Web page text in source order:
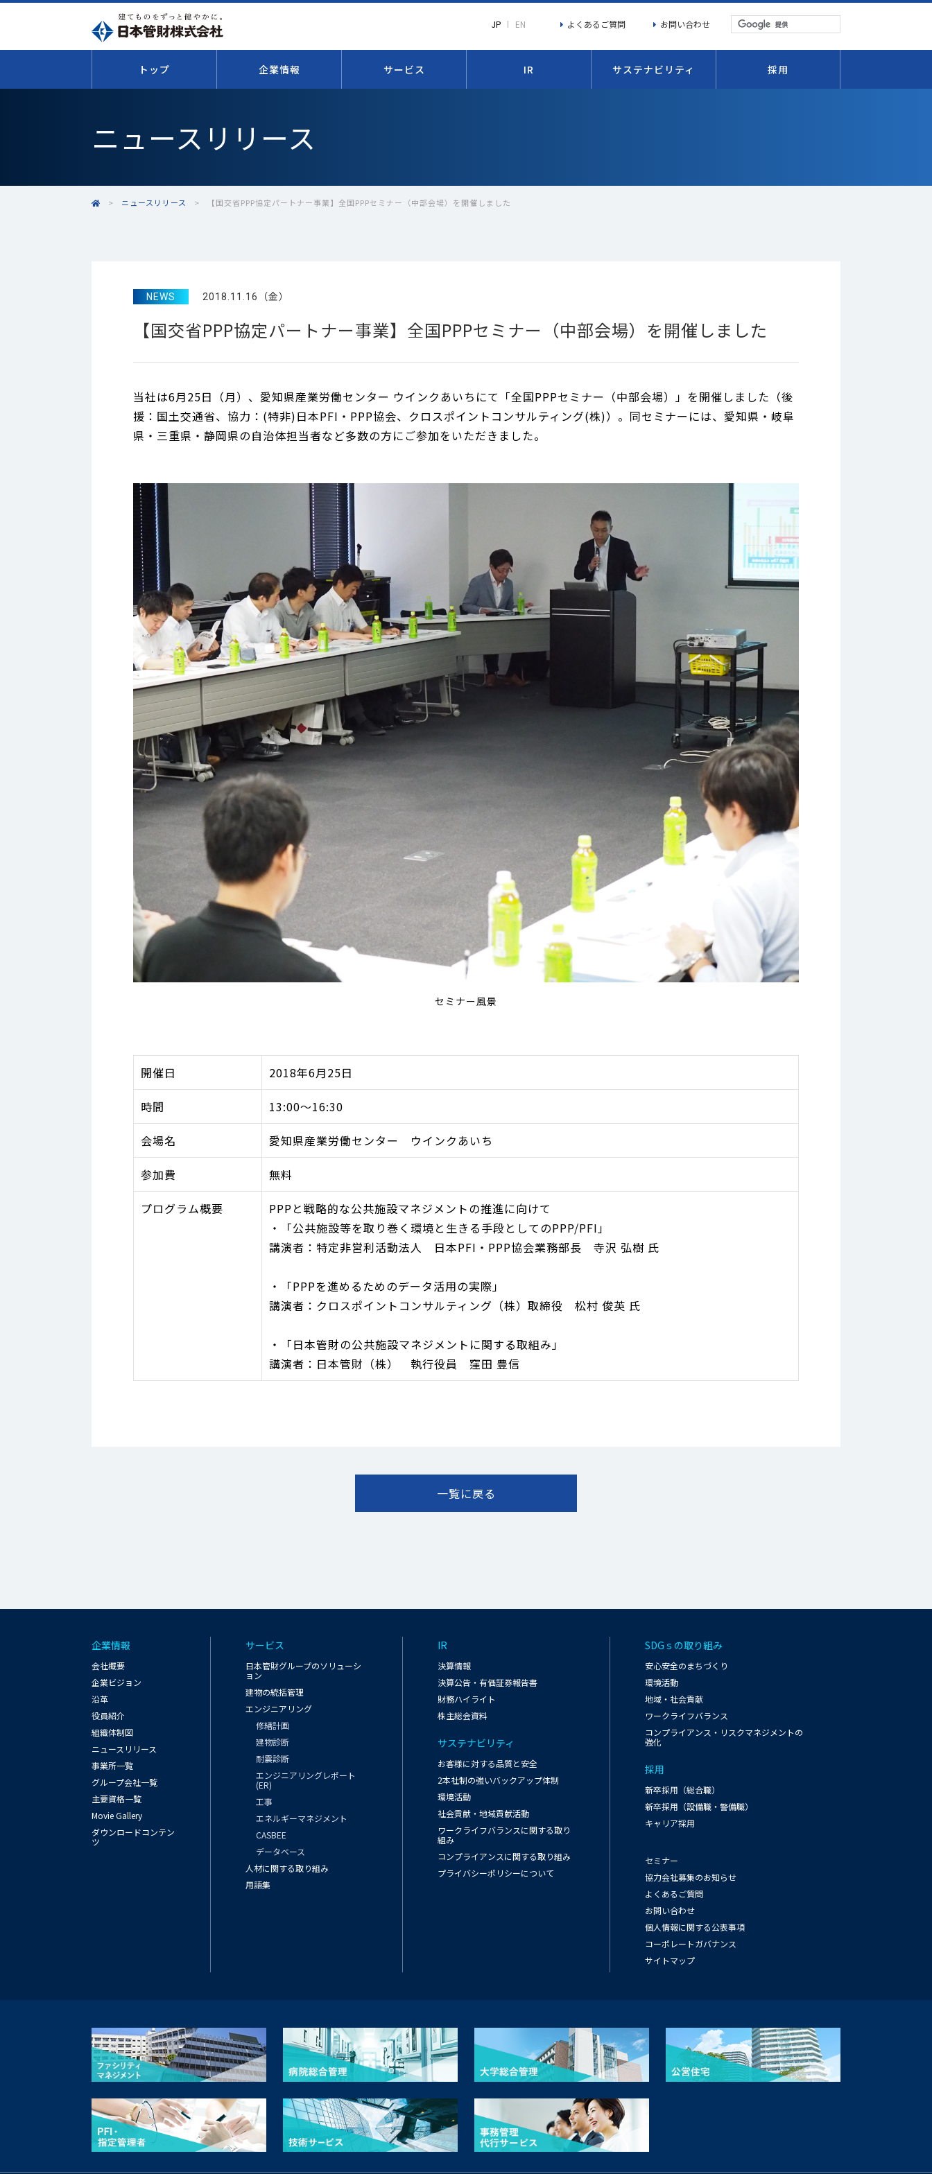
JP EN よくあるご質問 お問い合わせ
トップ 企業情報 サービス IR サステナビリティ 採用
ニュースリリース
> ニュースリリース > 【国交省PPP協定パートナー事業】全国PPPセミナー（中部会場）を開催しました
NEWS 2018.11.16（金）
【国交省PPP協定パートナー事業】全国PPPセミナー（中部会場）を開催しました
当社は6月25日（月）、愛知県産業労働センター ウインクあいちにて「全国PPPセミナー（中部会場）」を開催しました（後
援：国土交通省、協力：(特非)日本PFI・PPP協会、クロスポイントコンサルティング(株)）。同セミナーには、愛知県・岐阜
県・三重県・静岡県の自治体担当者など多数の方にご参加をいただきました。
セミナー風景
開催日 2018年6月25日
時間 13:00～16:30
会場名 愛知県産業労働センター ウインクあいち
参加費 無料
プログラム概要
PPPと戦略的な公共施設マネジメントの推進に向けて
・「公共施設等を取り巻く環境と生きる手段としてのPPP/PFI」
講演者：特定非営利活動法人 日本PFI・PPP協会業務部長 寺沢 弘樹 氏
・「PPPを進めるためのデータ活用の実際」
講演者：クロスポイントコンサルティング（株）取締役 松村 俊英 氏
・「日本管財の公共施設マネジメントに関する取組み」
講演者：日本管財（株） 執行役員 窪田 豊信
一覧に戻る
企業情報
会社概要
企業ビジョン
沿革
役員紹介
組織体制図
ニュースリリース
事業所一覧
グループ会社一覧
主要資格一覧
Movie Gallery
ダウンロードコンテン
ツ
サービス
日本管財グループのソリューシ
ョン
建物の統括管理
エンジニアリング
修繕計画
建物診断
耐震診断
エンジニアリングレポート
(ER)
工事
エネルギーマネジメント
CASBEE
データベース
人材に関する取り組み
用語集
IR
決算情報
決算公告・有価証券報告書
財務ハイライト
株主総会資料
サステナビリティ
お客様に対する品質と安全
2本社制の強いバックアップ体制
環境活動
社会貢献・地域貢献活動
ワークライフバランスに関する取り
組み
コンプライアンスに関する取り組み
プライバシーポリシーについて
SDGｓの取り組み
安心安全のまちづくり
環境活動
地域・社会貢献
ワークライフバランス
コンプライアンス・リスクマネジメントの
強化
採用
新卒採用（総合職）
新卒採用（設備職・警備職）
キャリア採用
セミナー
協力会社募集のお知らせ
よくあるご質問
お問い合わせ
個人情報に関する公表事項
コーポレートガバナンス
サイトマップ